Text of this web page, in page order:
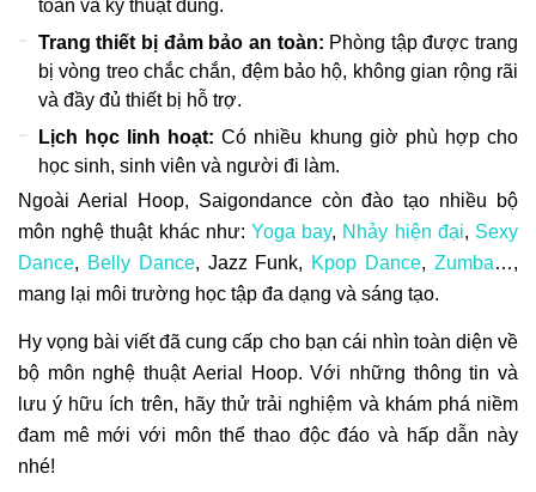
toàn và kỹ thuật đúng.
Trang thiết bị đảm bảo an toàn: Phòng tập được trang
bị vòng treo chắc chắn, đệm bảo hộ, không gian rộng rãi
và đầy đủ thiết bị hỗ trợ.
Lịch học linh hoạt: Có nhiều khung giờ phù hợp cho
học sinh, sinh viên và người đi làm.
Ngoài Aerial Hoop, Saigondance còn đào tạo nhiều bộ
môn nghệ thuật khác như: Yoga bay, Nhảy hiện đại, Sexy
Dance, Belly Dance, Jazz Funk, Kpop Dance,Zumba…,
mang lại môi trường học tập đa dạng và sáng tạo.
Hy vọng bài viết đã cung cấp cho bạn cái nhìn toàn diện về
bộ môn nghệ thuật Aerial Hoop. Với những thông tin và
lưu ý hữu ích trên, hãy thử trải nghiệm và khám phá niềm
đam mê mới với môn thể thao độc đáo và hấp dẫn này
nhé!